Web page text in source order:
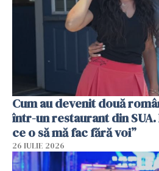
Cum au devenit două
într-un restaurant din
ce o să mă fac fără voi”
26 IULIE 2026